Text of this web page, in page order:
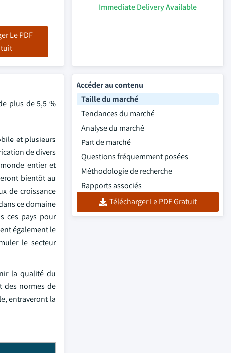
Le PDF
Immediate Delivery Available
plus de 5,5 %
et plusieurs
de divers
entier et
bientôt au
de croissance
ce domaine
ces pays pour
également le
le secteur
la qualité du
des normes de
entraveront la
Accéder au contenu
Taille du marché
Tendances du marché
Analyse du marché
Part de marché
Questions fréquemment posées
Méthodologie de recherche
Rapports associés
Télécharger Le PDF Gratuit